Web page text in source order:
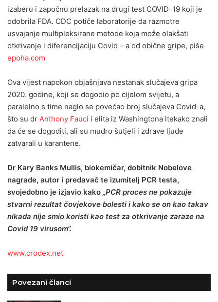
izaberu i započnu prelazak na drugi test COVID-19 koji je
odobrila FDA. CDC potiče laboratorije da razmotre
usvajanje multipleksirane metode koja može olakšati
otkrivanje i diferencijaciju Covid – a od obične gripe, piše
epoha.com
Ova vijest napokon objašnjava nestanak slučajeva gripa
2020. godine, koji se dogodio po cijelom svijetu, a
paralelno s time naglo se povećao broj slučajeva Covid-a,
što su dr Anthony Fauci i elita iz Washingtona itekako znali
da će se dogoditi, ali su mudro šutjeli i zdrave ljude
zatvarali u karantene.
Dr Kary Banks Mullis, biokemičar, dobitnik Nobelove
nagrade, autor i predavač te izumitelj PCR testa,
svojedobno je izjavio kako „PCR proces ne pokazuje
stvarni rezultat čovjekove bolesti i kako se on kao takav
nikada nije smio koristi kao test za otkrivanje zaraze na
Covid 19 virusom“.
www.crodex.net
Povezani članci